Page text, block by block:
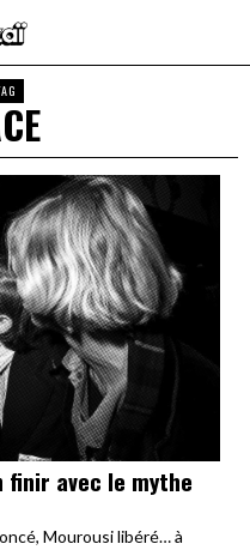
finir avec le mythe
Mourousi libéré… à